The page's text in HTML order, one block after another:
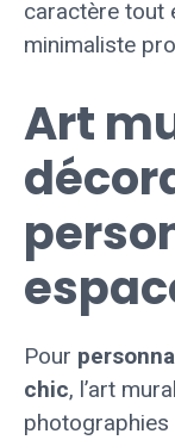
caractère tout
minimaliste
Art
Pour
chic, l’art
photographies